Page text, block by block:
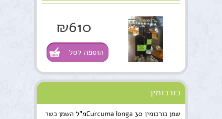
₪610
הוספה לסל
כורכומין
שמן כורכומין Curcuma longa 30מ"ל השמן כשר